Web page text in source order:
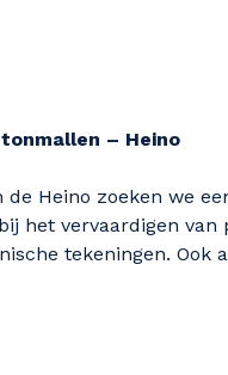
– Heino
Heino zoeken we
het vervaardigen
tekeningen.